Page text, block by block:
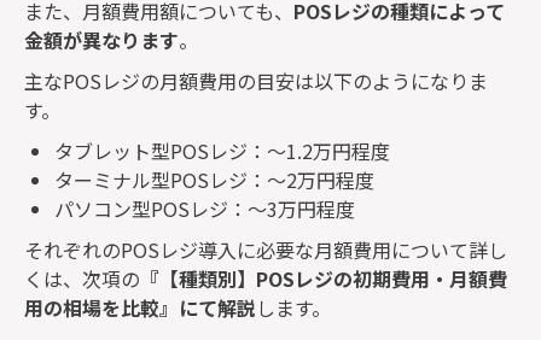
また、月額費用額についても、 POSレジの種類によって
金額が異なります。
主なPOSレジの月額費用の目安は以下のようになりま
す。
タブレット型POSレジ：～1.2万円程度
ターミナル型POSレジ：～2万円程度
パソコン型POSレジ：～3万円程度
それぞれのPOSレジ導入に必要な月額費用について詳し
くは、次項の 『【種類別】 POSレジの初期費用・月額費
用の相場を比較』にて解説 します。